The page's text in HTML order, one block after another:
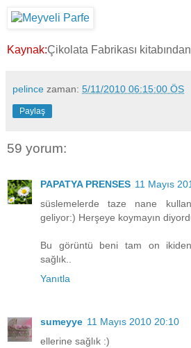
Kaynak:Çikolata Fabrikası
pelince zaman: 5/11/2010 06:15:00 ÖS
Paylaş
59 yorum:
PAPATYA PRENSES 11 Mayıs
süslemelerde taze nane
geliyor:) Herşeye koymayın
Bu görüntü beni tam on
sağlık..
Yanıtla
sumeyye 11 Mayıs 2010 20:10
ellerine sağlık :)